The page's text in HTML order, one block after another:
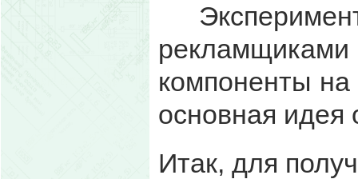
компоненты
основная идея
Итак, для